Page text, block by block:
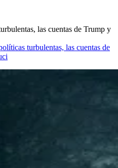
las cuentas de Trump y
turbulentas, las cuentas de